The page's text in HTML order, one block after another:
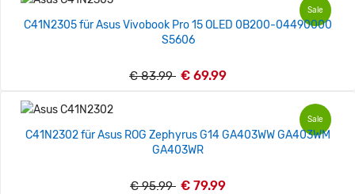
Sale
C41N2305 für Asus Vivobook Pro 15 OLED 0B200-04490000
S5606
€ 83.99 € 69.99
Sale
C41N2302 für Asus ROG Zephyrus G14 GA403WW GA403WM
GA403WR
€ 95.99 € 79.99